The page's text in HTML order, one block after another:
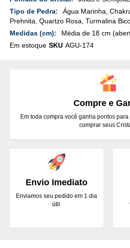
Detalhes
Água Marinha,
Prehnita, Quartzo Rosa, Turmalina
Média de 18 cm
Em estoque SKU AGU-174
Envio Imediato
Enviamos seu pedido em 1 dia
útil.
Compre e
Em toda compra você ganha pontos
comprar seus